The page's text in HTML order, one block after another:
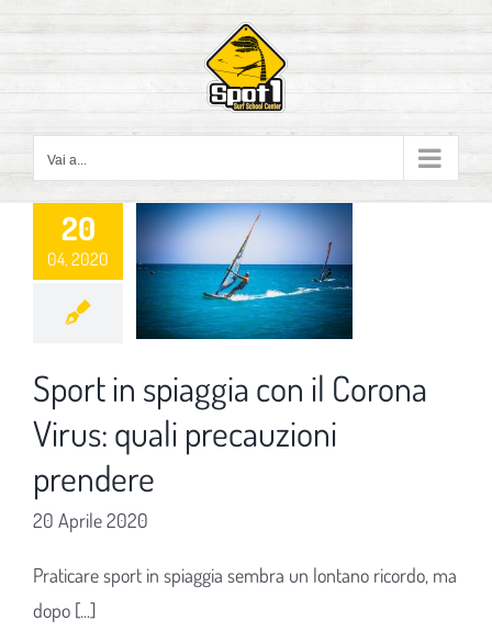
contenuto
Vai a...
20
04, 2020
Sport in spiaggia con il Corona
Virus: quali precauzioni
prendere
20 Aprile 2020
Praticare sport in spiaggia sembra un lontano ricordo, ma
dopo [...]